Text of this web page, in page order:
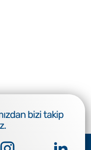
bizi takip